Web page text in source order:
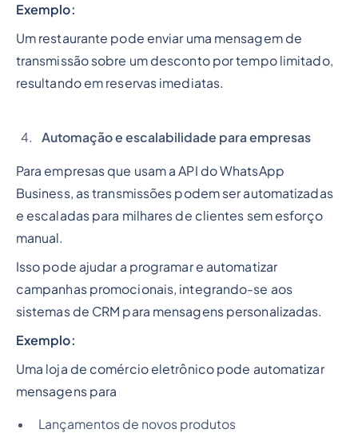
Exemplo:
Um restaurante pode enviar uma mensagem de
transmissão sobre um desconto por tempo limitado,
resultando em reservas imediatas.
Automação e escalabilidade para empresas
Para empresas que usam a API do WhatsApp
Business, as transmissões podem ser automatizadas
e escaladas para milhares de clientes sem esforço
manual.
Isso pode ajudar a programar e automatizar
campanhas promocionais, integrando-se aos
sistemas de CRM para mensagens personalizadas.
Exemplo:
Uma loja de comércio eletrônico pode automatizar
mensagens para
Lançamentos de novos produtos